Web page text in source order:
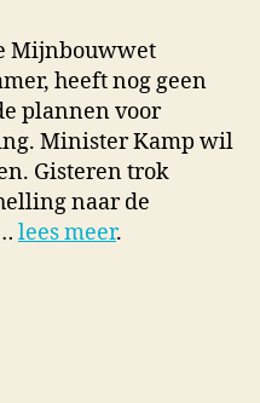
Mijnbouwwet
heeft nog geen
plannen voor
Minister Kamp wil
Gisteren trok
naar de
lees meer.